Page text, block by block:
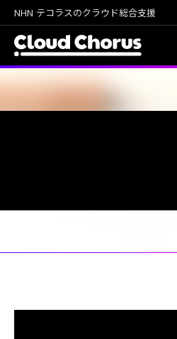
NHN テコラスのクラウド総合支援